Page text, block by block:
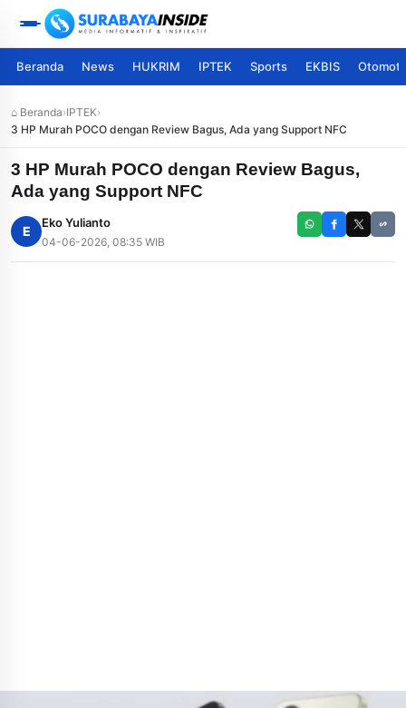
Beranda News HUKRIM IPTEK Sports EKBIS
⌂ Beranda›IPTEK›
3 HP Murah POCO dengan Review Bagus, Ada yang Support NFC
3 HP Murah POCO dengan Review Bagus,
Ada yang Support NFC
E
Eko Yulianto
04-06-2026, 08:35 WIB